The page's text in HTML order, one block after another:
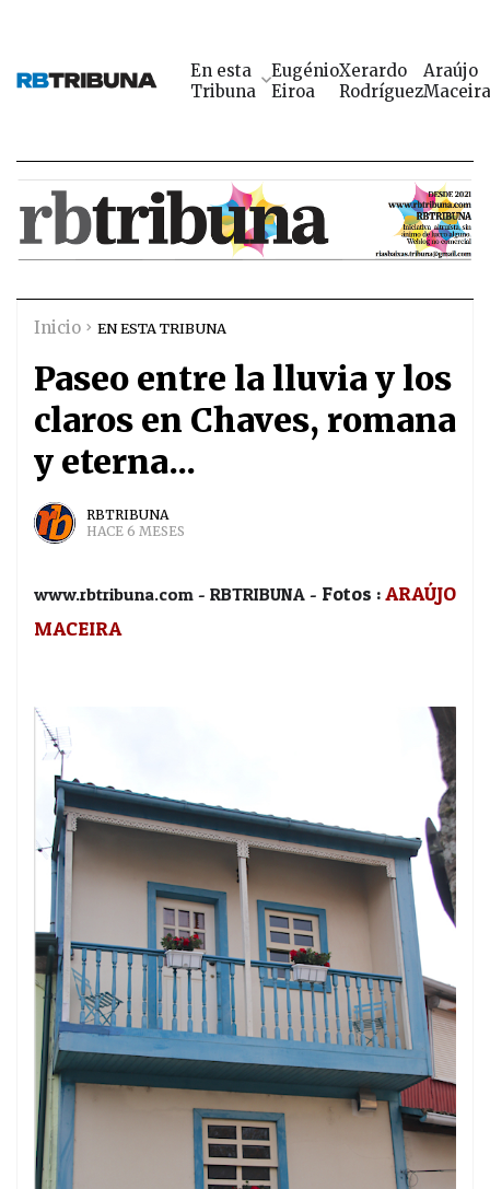
En esta
Tribuna
Eugénio
Eiroa
Xerardo
Rodríguez
Araújo
Maceira
Inicio EN ESTA TRIBUNA
Paseo entre la lluvia y los
claros en Chaves, romana
y eterna...
RBTRIBUNA
HACE 6 MESES
www.rbtribuna.com - RBTRIBUNA - Fotos :ARAÚJO
MACEIRA